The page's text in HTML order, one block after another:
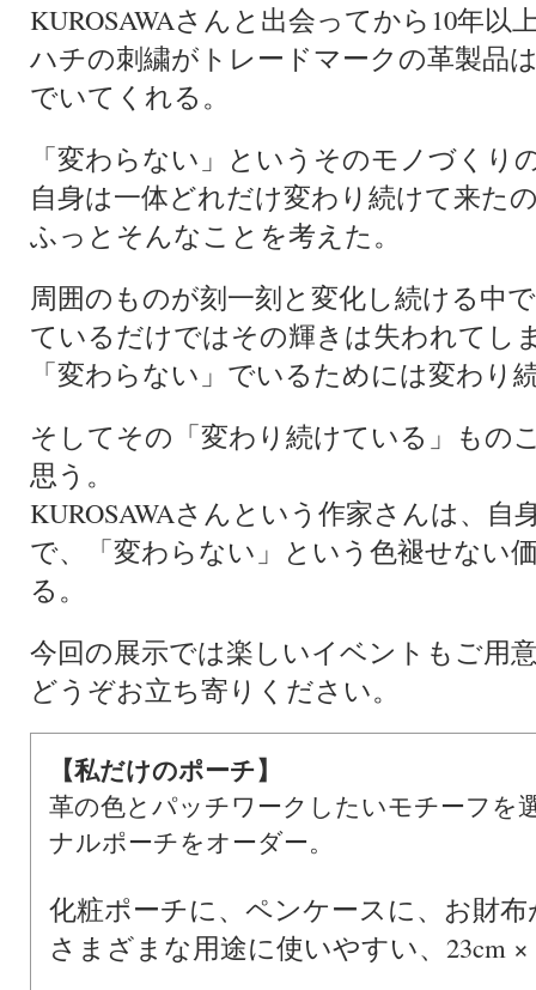
KUROSAWAさんと出会ってから10年以
ハチの刺繍がトレードマークの革製品
でいてくれる。
「変わらない」というそのモノづくり
自身は一体どれだけ変わり続けて来た
ふっとそんなことを考えた。
周囲のものが刻一刻と変化し続ける中
ているだけではその輝きは失われてし
「変わらない」でいるためには変わり
そしてその「変わり続けている」もの
思う。
KUROSAWAさんという作家さんは、
で、「変わらない」という色褪せない
る。
今回の展示では楽しいイベントもご用
どうぞお立ち寄りください。
【私だけのポーチ】
革の色とパッチワークしたいモチーフを
ナルポーチをオーダー。
化粧ポーチに、ペンケースに、お財
さまざまな用途に使いやすい、23cm